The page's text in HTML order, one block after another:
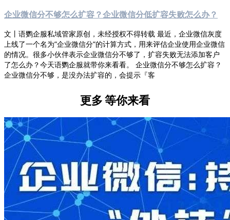
企业微信分不够怎么扩容？企业微信分低扩容失败怎么办？
文丨语鹦企服私域管家原创，未经授权不得转载 最近，企业微信灰度
上线了一个名为”企业微信分”的计算方式，用来评估企业使用企业微信
的情况。很多小伙伴表示企业微信分不够了，扩容失败无法添加客户
了怎么办？今天语鹦企服就带你来看看。 企业微信分不够怎么扩容？
企业微信分不够，是没办法扩容的，会提示『客
更多等你来看